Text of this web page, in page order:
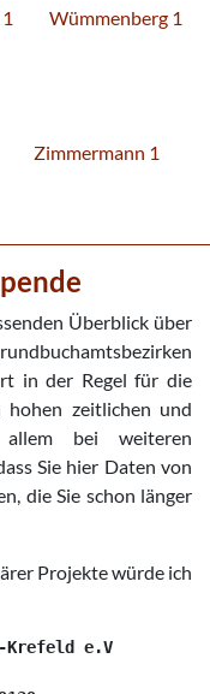
Wümmenberg 1
Zimmermann 1
Überblick über
in der Regel für die
hohen zeitlichen und
allem bei weiteren
Sie hier Daten von
die Sie schon länger
Projekte würde ich
Krefeld e.V